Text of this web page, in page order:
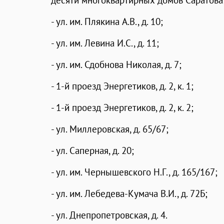
- ул. им. Плякина А.В., д. 10;
- ул. им. Левина И.С., д. 11;
- ул. им. Сдобнова Николая, д. 7;
- 1-й проезд Энергетиков, д. 2, к. 1;
- 1-й проезд Энергетиков, д. 2, к. 2;
- ул. Миллеровская, д. 65/67;
- ул. Саперная, д. 20;
- ул. им. Чернышевского Н.Г., д. 165/167;
- ул. им. Лебедева-Кумача В.И., д. 72Б;
- ул. Днепропетровская, д. 4.